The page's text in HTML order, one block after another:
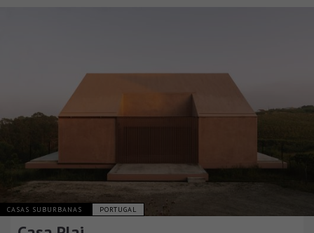
CASAS SUBURBANAS PORTUGAL